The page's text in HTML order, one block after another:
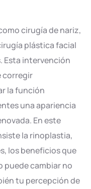
cirugía de nariz,
plástica facial
Esta intervención
corregir
la función
una apariencia
En este
la rinoplastia,
los beneficios que
puede cambiar no
tu percepción de